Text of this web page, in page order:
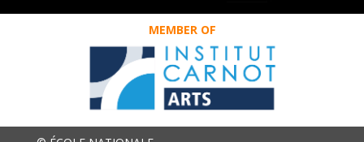
MEMBER OF